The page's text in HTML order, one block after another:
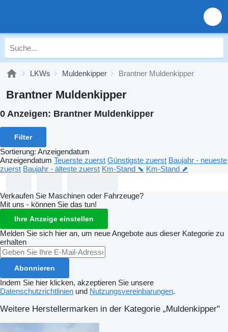
LKWs Muldenkipper Brantner Muldenkipper
Brantner Muldenkipper
0 Anzeigen: Brantner Muldenkipper
Filter
Sortierung: Anzeigendatum
Anzeigendatum Teuerste zuerst Günstigste zuerst Baujahr - neueste
zuerst Baujahr - älteste zuerst Km-Stand ⬊ Km-Stand ⬈
Verkaufen Sie Maschinen oder Fahrzeuge?
Mit uns - können Sie das tun!
Ihre Anzeige einstellen
Melden Sie sich hier an, um neue Angebote aus dieser Kategorie zu
erhalten
Abonnieren
Indem Sie hier klicken, akzeptieren Sie unsere
Datenschutzrichtlinien und Nutzungsvereinbarungen.
Weitere Herstellermarken in der Kategorie „Muldenkipper"